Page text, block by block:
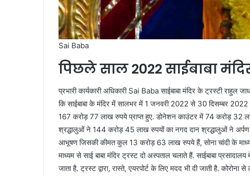
Sai Baba
पिछले साल 2022 साईबाबा
प्रभारी कार्यकारी अधिकारी Sai Baba साईबाबा मंदिर के ट्रस्टी राहुल
कि साईबाबा के मंदिर में सालभर में 1 जनवरी 2022 से 30 दिसम्बर
167 करोड़ 77 लाख रुपये प्राप्त हुए. डोनेशन काउंटर में 74 करोड़ 32
श्रद्धालुओं ने 144 करोड़ 45 लाख रुपयों का नगद दान श्रद्धालुओं ने
आभूषण जिसकी कीमत कुल 13 करोड़ 63 लाख रुपये हैं, सोना चांदी के
माध्यम से साई बाबा मंदिर ट्रस्ट दो अस्पताल चलाते हैं. साईबाबा
जाता है. ट्रस्ट द्वारा, रास्ते, एयरपोर्ट के लिए मदद भी दी जाती है.